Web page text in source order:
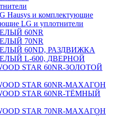
Hausys и комплектующие
LG и уплотнители
60NR
70NR
60ND, РАЗДВИЖКА
L-600, ДВЕРНОЙ
STAR 60NR-ЗОЛОТОЙ
STAR 60NR-МАХАГОН
STAR 60NR-ТЁМНЫЙ
STAR 70NR-МАХАГОН